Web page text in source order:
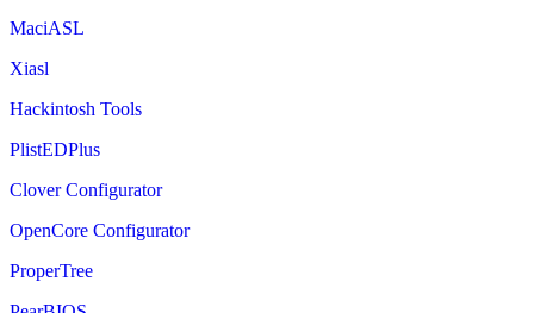
MaciASL
Xiasl
Hackintosh Tools
PlistEDPlus
Clover Configurator
OpenCore Configurator
ProperTree